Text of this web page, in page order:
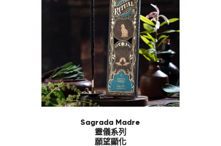
Sagrada Madre
靈儀系列
願望顯化